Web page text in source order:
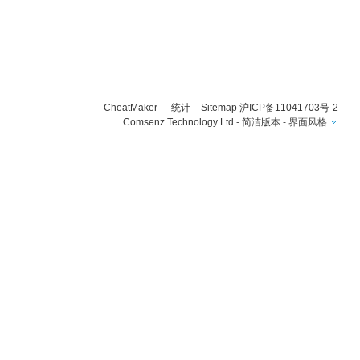
CheatMaker - -统计 -Sitemap 沪ICP备11041703号-2
Comsenz Technology Ltd -简洁版本 -界面风格